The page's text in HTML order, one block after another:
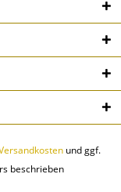
und ggf.
beschrieben